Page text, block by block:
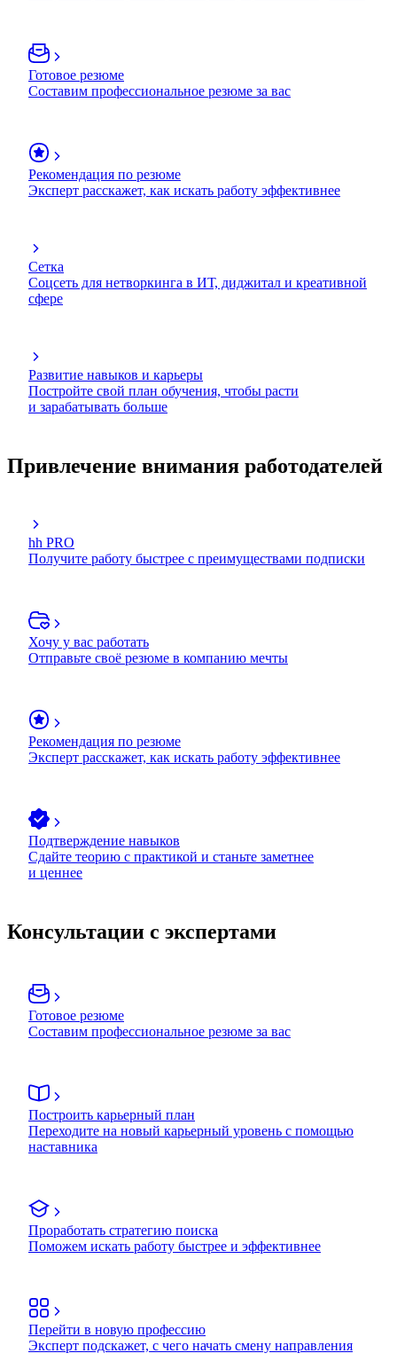
Готовое резюме
Составим профессиональное резюме за вас
Рекомендация по резюме
Эксперт расскажет, как искать работу эффективнее
Сетка
Соцсеть для нетворкинга в ИТ, диджитал и креативной
сфере
Развитие навыков и карьеры
Постройте свой план обучения, чтобы расти
и зарабатывать больше
Привлечение внимания работодателей
hh PRO
Получите работу быстрее с преимуществами подписки
Хочу у вас работать
Отправьте своё резюме в компанию мечты
Рекомендация по резюме
Эксперт расскажет, как искать работу эффективнее
Подтверждение навыков
Сдайте теорию с практикой и станьте заметнее
и ценнее
Консультации с экспертами
Готовое резюме
Составим профессиональное резюме за вас
Построить карьерный план
Переходите на новый карьерный уровень с помощью
наставника
Проработать стратегию поиска
Поможем искать работу быстрее и эффективнее
Перейти в новую профессию
Эксперт подскажет, с чего начать смену направления